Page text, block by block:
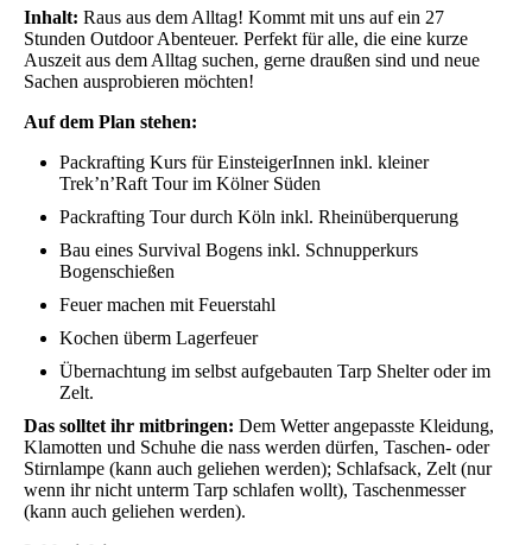
Inhalt: Raus aus dem Alltag! Kommt mit uns auf ein 27
Stunden Outdoor Abenteuer. Perfekt für alle, die eine kurze
Auszeit aus dem Alltag suchen, gerne draußen sind und neue
Sachen ausprobieren möchten!
Auf dem Plan stehen:
Packrafting Kurs für EinsteigerInnen inkl. kleiner
Trek’n’Raft Tour im Kölner Süden
Packrafting Tour durch Köln inkl. Rheinüberquerung
Bau eines Survival Bogens inkl. Schnupperkurs
Bogenschießen
Feuer machen mit Feuerstahl
Kochen überm Lagerfeuer
Übernachtung im selbst aufgebauten Tarp Shelter oder im
Zelt.
Das solltet ihr mitbringen: Dem Wetter angepasste Kleidung,
Klamotten und Schuhe die nass werden dürfen, Taschen- oder
Stirnlampe (kann auch geliehen werden); Schlafsack, Zelt (nur
wenn ihr nicht unterm Tarp schlafen wollt), Taschenmesser
(kann auch geliehen werden).